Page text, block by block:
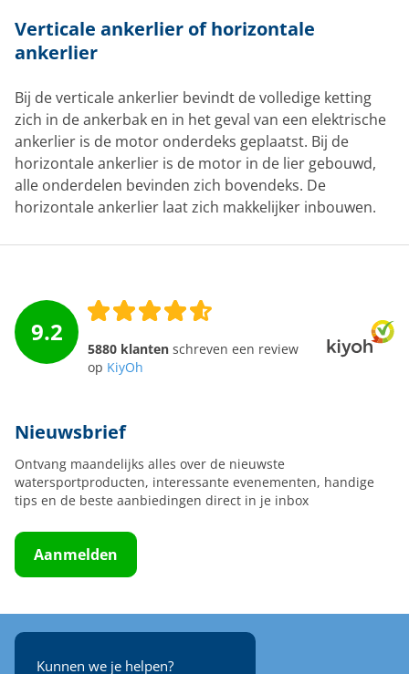
Verticale ankerlier of horizontale
ankerlier
Bij de verticale ankerlier bevindt de volledige ketting
zich in de ankerbak en in het geval van een elektrische
ankerlier is de motor onderdeks geplaatst. Bij de
horizontale ankerlier is de motor in de lier gebouwd,
alle onderdelen bevinden zich bovendeks. De
horizontale ankerlier laat zich makkelijker inbouwen.
9.2
5880 klanten schreven een review
op KiyOh
Nieuwsbrief
Ontvang maandelijks alles over de nieuwste
watersportproducten, interessante evenementen, handige
tips en de beste aanbiedingen direct in je inbox
Aanmelden
Kunnen we je helpen?